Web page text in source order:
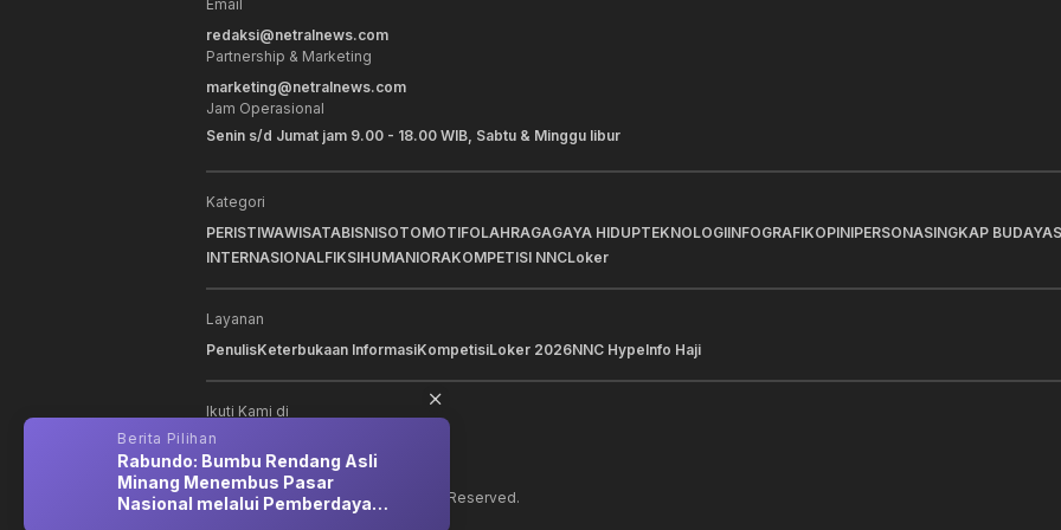
Email
redaksi@netralnews.com
Partnership & Marketing
marketing@netralnews.com
Jam Operasional
Senin s/d Jumat jam 9.00 - 18.00 WIB, Sabtu & Minggu libur
Kategori
PERISTIWAWISATABISNISOTOMOTIFOLAHRAGAGAYA HIDUPTEKNOLOGIINFOGRAFIKOPINIPERSONASINGKAP BUDAYA
INTERNASIONALFIKSIHUMANIORAKOMPETISI NNCLoker
Layanan
PenulisKeterbukaan InformasiKompetisiLoker 2026NNC HypeInfo Haji
Ikuti Kami di
©2026 NNC Netralnews . All Rights Reserved.
Berita Pilihan
Rabundo: Bumbu Rendang Asli
Minang Menembus Pasar
Nasional melalui Pemberdayaan
Korban KMP Mutiara Sentosa